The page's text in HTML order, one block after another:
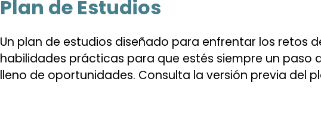
Plan de Estudios
Un plan de estudios diseñado para enfrentar los retos
habilidades prácticas para que estés siempre un paso
lleno de oportunidades. Consulta la versión previa del